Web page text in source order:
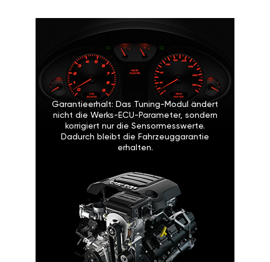
Garantieerhalt: Das Tuning-Modul ändert
nicht die Werks-ECU-Parameter, sondern
korrigiert nur die Sensormesswerte.
Dadurch bleibt die Fahrzeuggarantie
erhalten.